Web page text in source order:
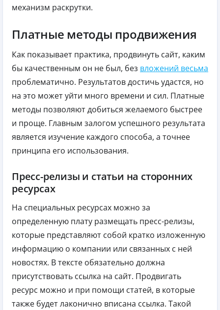
механизм раскрутки.
Платные методы продвижения
Как показывает практика, продвинуть сайт, каким
бы качественным он не был, без вложений весьма
проблематично. Результатов достичь удастся, но
на это может уйти много времени и сил. Платные
методы позволяют добиться желаемого быстрее
и проще. Главным залогом успешного результата
является изучение каждого способа, а точнее
принципа его использования.
Пресс-релизы и статьи на сторонних
ресурсах
На специальных ресурсах можно за
определенную плату размещать пресс-релизы,
которые представляют собой кратко изложенную
информацию о компании или связанных с ней
новостях. В тексте обязательно должна
присутствовать ссылка на сайт. Продвигать
ресурс можно и при помощи статей, в которые
также будет лаконично вписана ссылка. Такой